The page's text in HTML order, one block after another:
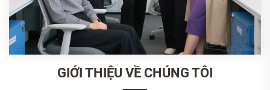
GIỚI THIỆU VỀ CHÚNG TÔI